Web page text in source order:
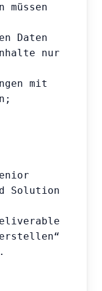
müssen
Daten
nur
mit
Solution